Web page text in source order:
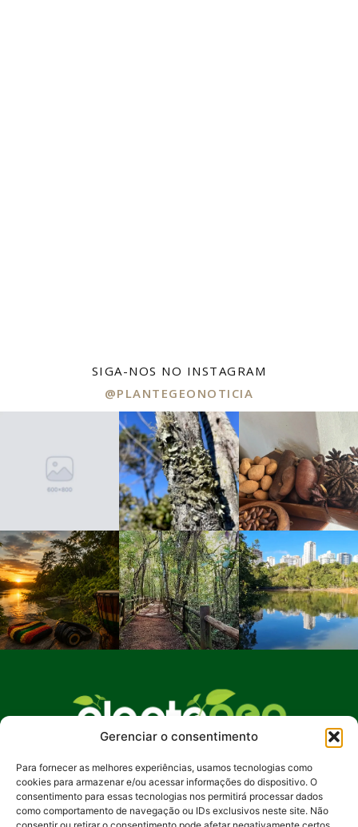
Gerenciar o consentimento
Para fornecer as melhores experiências, usamos tecnologias como
cookies para armazenar e/ou acessar informações do dispositivo. O
consentimento para essas tecnologias nos permitirá processar dados
como comportamento de navegação ou IDs exclusivos neste site. Não
SIGA-NOS NO INSTAGRAM
@PLANTEGEONOTICIA
No Plante Geo Notícias, buscamos promover
uma compreensão mais profunda das questões
ambientais, incentivando ações sustentáveis e